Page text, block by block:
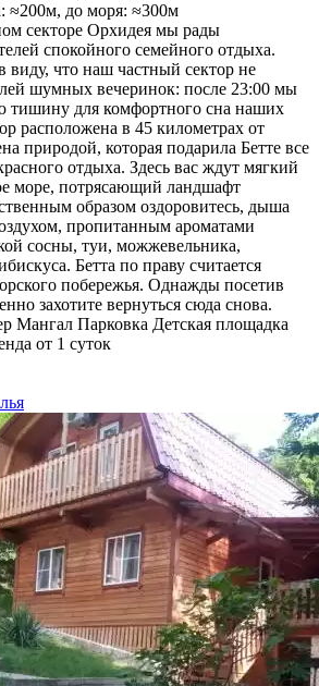
≈200м, до моря: ≈300м
секторе Орхидея мы рады
спокойного семейного отдыха.
виду, что наш частный сектор не
шумных вечеринок: после 23:00 мы
тишину для комфортного сна наших
расположена в 45 километрах от
природой, которая подарила Бетте все
отдыха. Здесь вас ждут мягкий
море, потрясающий ландшафт
образом оздоровитесь, дыша
пропитанным ароматами
сосны, туи, можжевельника,
Бетта по праву считается
побережья. Однажды посетив
захотите вернуться сюда снова.
Мангал Парковка Детская площадка
от 1 суток